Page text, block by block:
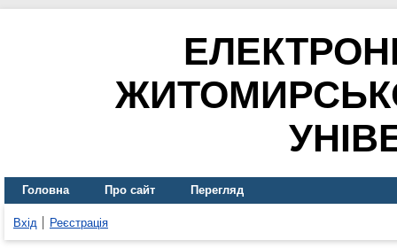
Головна Про сайт Перегляд
Вхід Реєстрація